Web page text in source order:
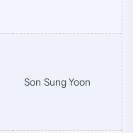
Son Sung Yoon